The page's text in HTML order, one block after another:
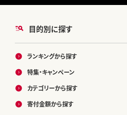
目的別に探す
ランキングから探す
特集・キャンペーン
カテゴリーから探す
寄付金額から探す